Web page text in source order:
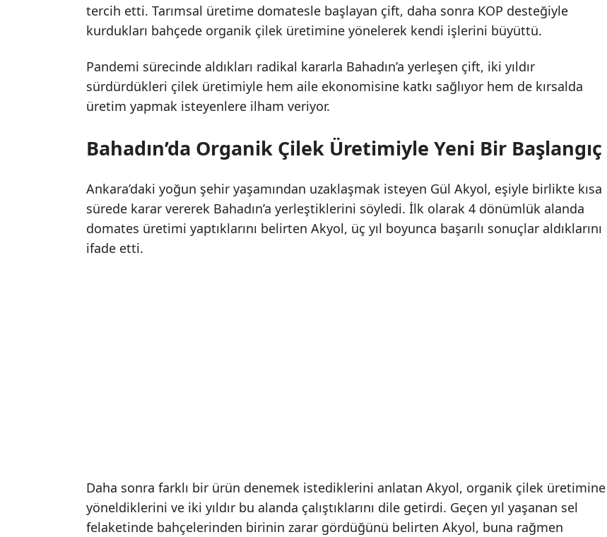
tercih etti. Tarımsal üretime domatesle başlayan çift, daha sonra KOP desteğiyle
kurdukları bahçede organik çilek üretimine yönelerek kendi işlerini büyüttü.
Pandemi sürecinde aldıkları radikal kararla Bahadın’a yerleşen çift, iki yıldır
sürdürdükleri çilek üretimiyle hem aile ekonomisine katkı sağlıyor hem de kırsalda
üretim yapmak isteyenlere ilham veriyor.
Bahadın’da Organik Çilek Üretimiyle Yeni Bir Başlangıç
Ankara’daki yoğun şehir yaşamından uzaklaşmak isteyen Gül Akyol, eşiyle birlikte kısa
sürede karar vererek Bahadın’a yerleştiklerini söyledi. İlk olarak 4 dönümlük alanda
domates üretimi yaptıklarını belirten Akyol, üç yıl boyunca başarılı sonuçlar aldıklarını
ifade etti.
Daha sonra farklı bir ürün denemek istediklerini anlatan Akyol, organik çilek üretimine
yöneldiklerini ve iki yıldır bu alanda çalıştıklarını dile getirdi. Geçen yıl yaşanan sel
felaketinde bahçelerinden birinin zarar gördüğünü belirten Akyol, buna rağmen